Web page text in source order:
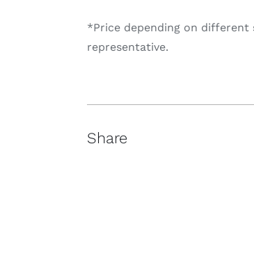
*Price depending on different
representative.
Share